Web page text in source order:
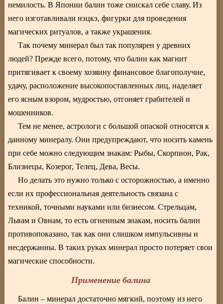
немилость. В Японии балин тоже снискал себе славу. Из
него изготавливали нэцкэ, фигурки для проведения
магических ритуалов, а также украшения.
Так почему минерал был так популярен у древних
людей? Прежде всего, потому, что балин как магнит
притягивает к своему хозяину финансовое благополучие,
удачу, расположение высокопоставленных лиц, наделяет
его ясным взором, мудростью, отгоняет грабителей и
мошенников.
Тем не менее, астрологи с большой опаской относятся к
данному минералу. Они предупреждают, что носить камень
при себе можно следующим знакам: Рыбы, Скорпион, Рак,
Близнецы, Козерог, Телец, Дева, Весы.
Но делать это нужно только с осторожностью, а именно
если их профессиональная деятельность связана с
техникой, точными науками или бизнесом. Стрельцам,
Львам и Овнам, то есть огненным знакам, носить балин
противопоказано, так как они слишком импульсивны и
несдержанны. В таких руках минерал просто потеряет свои
магические способности.
Применение балина
Балин – минерал достаточно мягкий, поэтому из него